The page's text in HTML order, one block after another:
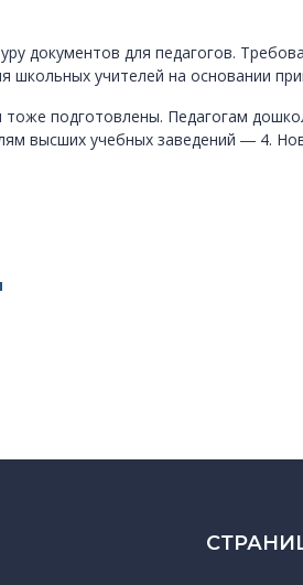
документов для педагогов.
школьных учителей на основании
подготовлены. Педагогам
высших учебных заведений ― 4.